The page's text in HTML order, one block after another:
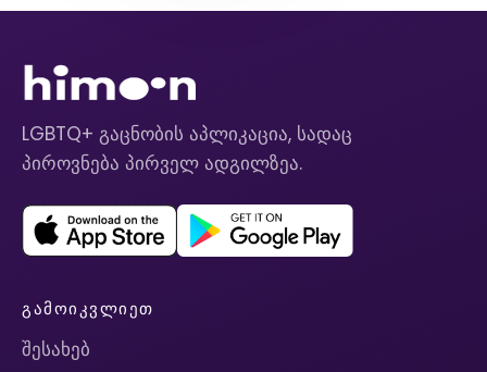
LGBTQ+ გაცნობის აპლიკაცია, სადაც
პიროვნება პირველ ადგილზეა.
ᲒᲐᲛᲝᲘᲙᲕᲚᲘᲔᲗ
შესახებ